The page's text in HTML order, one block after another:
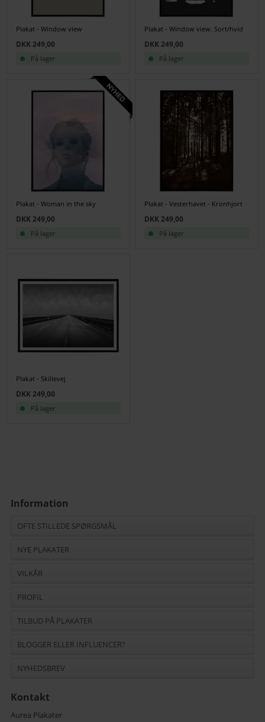
Plakat - Window view
DKK 249,00
På lager
Plakat - Window view. Sort/hvid
DKK 249,00
På lager
Plakat - Woman in the sky
DKK 249,00
På lager
Plakat - Vesterhavet - Kronhjort
DKK 249,00
På lager
Plakat - Skillevej
DKK 249,00
På lager
Information
OFTE STILLEDE SPØRGSMÅL
NYE PLAKATER
VILKÅR
PROFIL
TILBUD PÅ PLAKATER
BLOGGER ELLER INFLUENCER?
NYHEDSBREV
Kontakt
Aurea Plakater